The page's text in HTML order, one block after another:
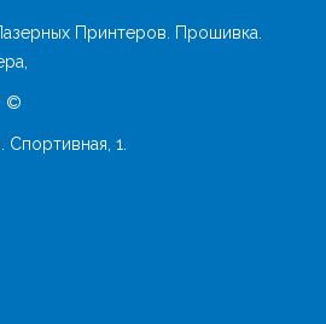
Принтеров. Прошивка.
©
Спортивная, 1.